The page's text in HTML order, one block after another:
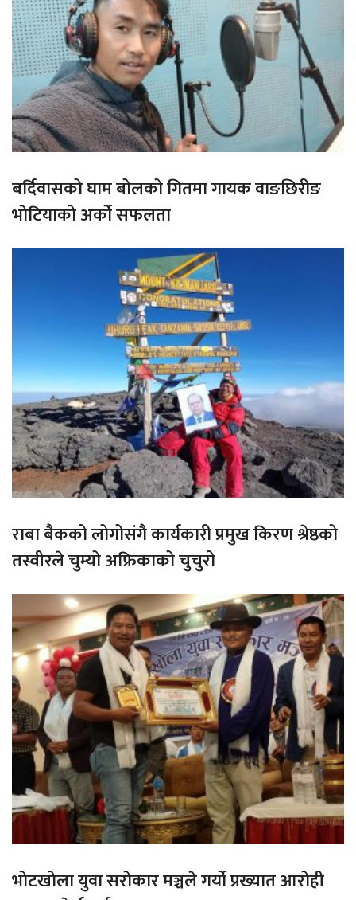
बर्दिवासको घाम बोलको गितमा गायक वाङछिरीङ
भोटियाको अर्को सफलता
राबा बैकको लोगोसंगै कार्यकारी प्रमुख किरण श्रेष्ठको
तस्वीरले चुम्यो अफ्रिकाको चुचुरो
भोटखोला युवा सरोकार मञ्चले गर्यो प्रख्यात आरोही